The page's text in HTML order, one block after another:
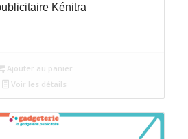
Kénitra
Ajouter au panier
Voir les détails